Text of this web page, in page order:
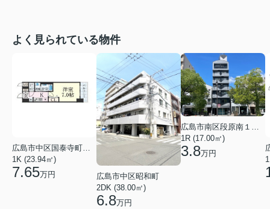
よく見られている物件
広島市中区国泰寺町２丁目
1K (23.94㎡)
7.65万円
広島市中区昭和町
2DK (38.00㎡)
6.8万円
広島市南区段原南１丁目
1R (17.00㎡)
3.8万円